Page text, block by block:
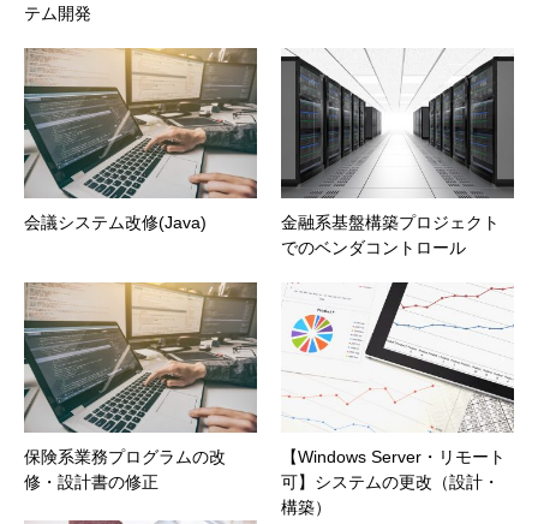
テム開発
会議システム改修(Java)
金融系基盤構築プロジェクト
でのベンダコントロール
保険系業務プログラムの改
修・設計書の修正
【Windows Server・リモート
可】システムの更改（設計・
構築）